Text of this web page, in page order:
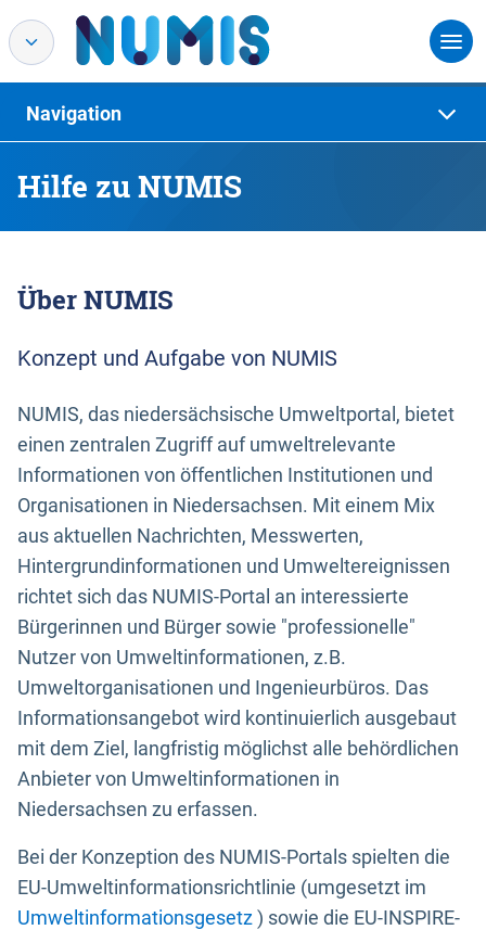
Hilfe zu NUMIS
Navigation
Über NUMIS
Konzept und Aufgabe von NUMIS
NUMIS, das niedersächsische Umweltportal, bietet
einen zentralen Zugriff auf umweltrelevante
Informationen von öffentlichen Institutionen und
Organisationen in Niedersachsen. Mit einem Mix
aus aktuellen Nachrichten, Messwerten,
Hintergrundinformationen und Umweltereignissen
richtet sich das NUMIS-Portal an interessierte
Bürgerinnen und Bürger sowie "professionelle"
Nutzer von Umweltinformationen, z.B.
Umweltorganisationen und Ingenieurbüros. Das
Informationsangebot wird kontinuierlich ausgebaut
mit dem Ziel, langfristig möglichst alle behördlichen
Anbieter von Umweltinformationen in
Niedersachsen zu erfassen.
Bei der Konzeption des NUMIS-Portals spielten die
EU-Umweltinformationsrichtlinie (umgesetzt im
Umweltinformationsgesetz) sowie die EU-INSPIRE-